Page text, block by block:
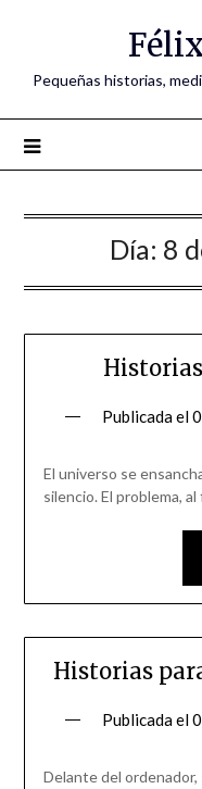
Pequeñas historias,
Día: 8
Publicada el
El universo se
silencio. El problema,
Historias
Publicada el
Delante del